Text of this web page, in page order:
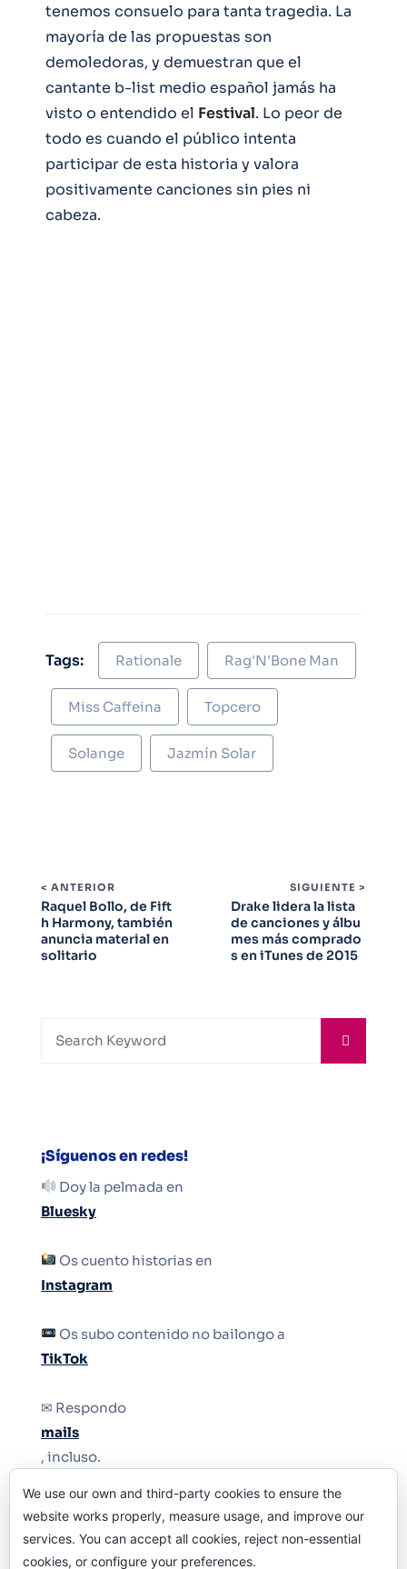
tenemos consuelo para tanta tragedia. La
mayoría de las propuestas son
demoledoras, y demuestran que el
cantante b-list medio español jamás ha
visto o entendido el Festival. Lo peor de
todo es cuando el público intenta
participar de esta historia y valora
positivamente canciones sin pies ni
cabeza.
Tags: Rationale Rag'N'Bone Man
Miss Caffeina Topcero
Solange Jazmín Solar
< ANTERIOR
Raquel Bollo, de Fift
h Harmony, también
anuncia material en
solitario
SIGUIENTE >
Drake lidera la lista
de canciones y álbu
mes más comprado
s en iTunes de 2015
¡Síguenos en redes!
Doy la pelmada en
Bluesky
Os cuento historias en
Instagram
Os subo contenido no bailongo a
TikTok
✉ Respondo
mails
, incluso.
Y si una persona no puede tener teléfono, que
le quiten el teléfono.
We use our own and third-party cookies to ensure the
website works properly, measure usage, and improve our
services. You can accept all cookies, reject non-essential
cookies, or configure your preferences.